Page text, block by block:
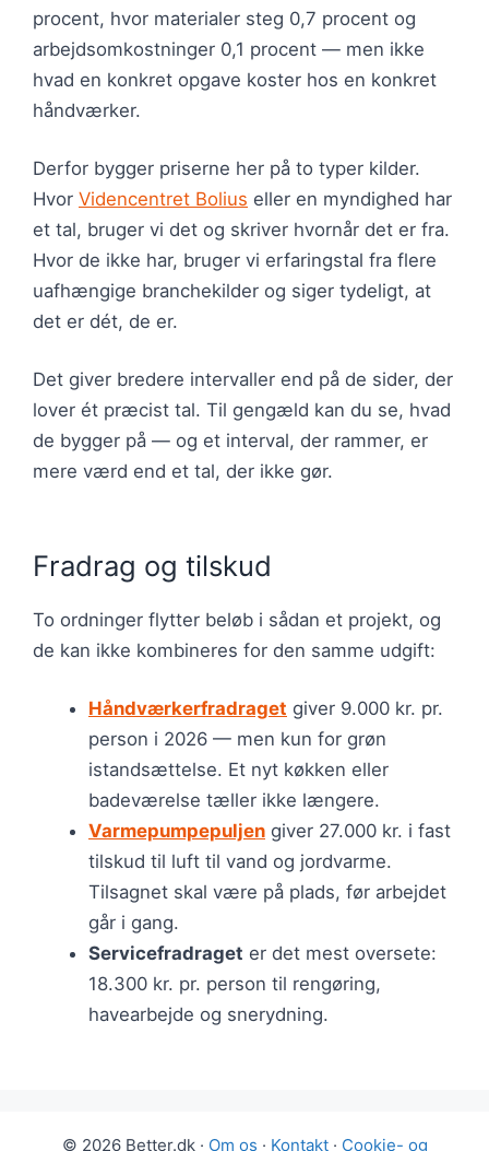
procent, hvor materialer steg 0,7 procent og
arbejdsomkostninger 0,1 procent — men ikke
hvad en konkret opgave koster hos en konkret
håndværker.
Derfor bygger priserne her på to typer kilder.
Hvor Videncentret Bolius eller en myndighed har
et tal, bruger vi det og skriver hvornår det er fra.
Hvor de ikke har, bruger vi erfaringstal fra flere
uafhængige branchekilder og siger tydeligt, at
det er dét, de er.
Det giver bredere intervaller end på de sider, der
lover ét præcist tal. Til gengæld kan du se, hvad
de bygger på — og et interval, der rammer, er
mere værd end et tal, der ikke gør.
Fradrag og tilskud
To ordninger flytter beløb i sådan et projekt, og
de kan ikke kombineres for den samme udgift:
Håndværkerfradraget giver 9.000 kr. pr.
person i 2026 — men kun for grøn
istandsættelse. Et nyt køkken eller
badeværelse tæller ikke længere.
Varmepumpepuljen giver 27.000 kr. i fast
tilskud til luft til vand og jordvarme.
Tilsagnet skal være på plads, før arbejdet
går i gang.
Servicefradraget er det mest oversete:
18.300 kr. pr. person til rengøring,
havearbejde og snerydning.
© 2026 Better.dk · Om os · Kontakt· Cookie- og